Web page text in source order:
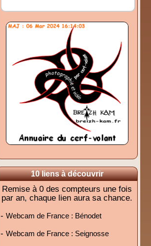
10 liens à découvrir
Remise à 0 des compteurs une fois
par an, chaque lien aura sa chance.
- Webcam de France : Bénodet
- Webcam de France : Seignosse